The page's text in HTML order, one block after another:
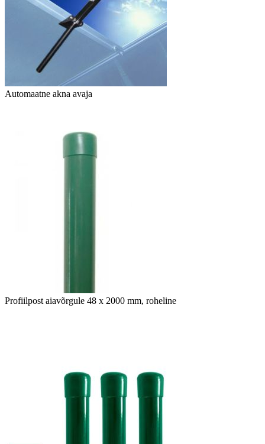
Automaatne akna avaja
Profiilpost aiavõrgule 48 x 2000 mm, roheline